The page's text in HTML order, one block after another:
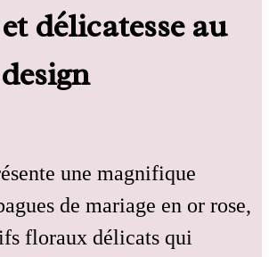
délicatesse au
une magnifique
de mariage en or rose,
floraux délicats qui